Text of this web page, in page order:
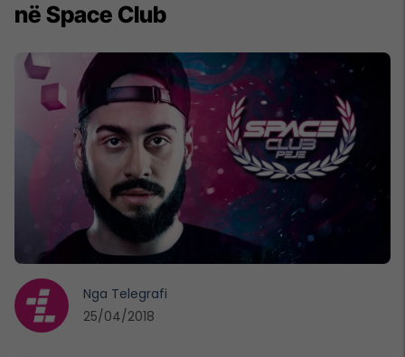
në Space Club
Nga Telegrafi
25/04/2018